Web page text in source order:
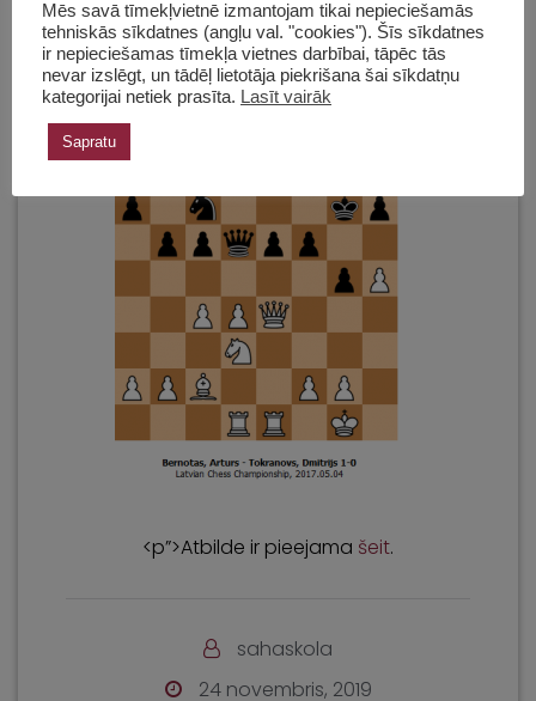
Tokranovu.
Nospēlējiet kā Latvijas čempions! Baltie sāk
un iegūst materiālo pārsvaru.
<p”>Atbilde ir pieejama šeit.
sahaskola
24 novembris, 2019
Mēs savā tīmekļvietnē izmantojam tikai nepieciešamās
tehniskās sīkdatnes (angļu val. "cookies"). Šīs sīkdatnes
ir nepieciešamas tīmekļa vietnes darbībai, tāpēc tās
nevar izslēgt, un tādēļ lietotāja piekrišana šai sīkdatņu
kategorijai netiek prasīta. Lasīt vairāk
Sapratu